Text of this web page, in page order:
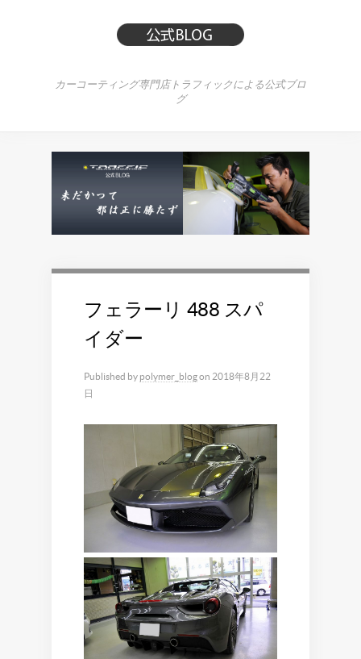
カーコーティング専門店トラフィックによる公式ブロ
グ
フェラーリ 488 スパ
イダー
Published by polymer_blogon 2018年8月22
日